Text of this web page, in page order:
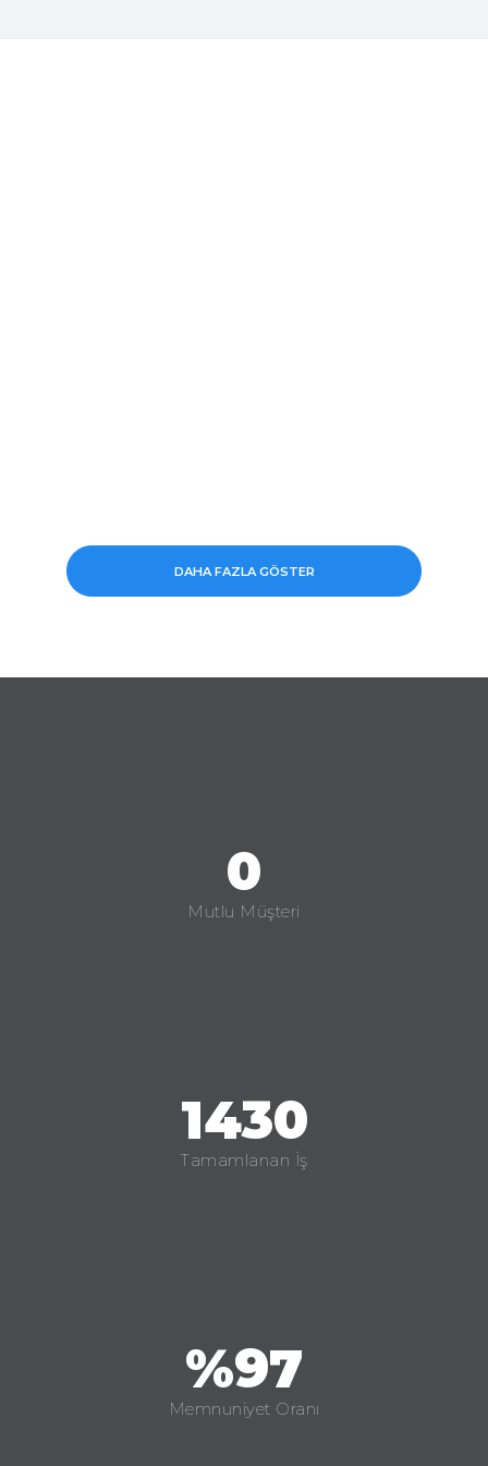
DAHA FAZLA GÖSTER
0
Mutlu Müşteri
1430
Tamamlanan İş
%97
Memnuniyet Oranı